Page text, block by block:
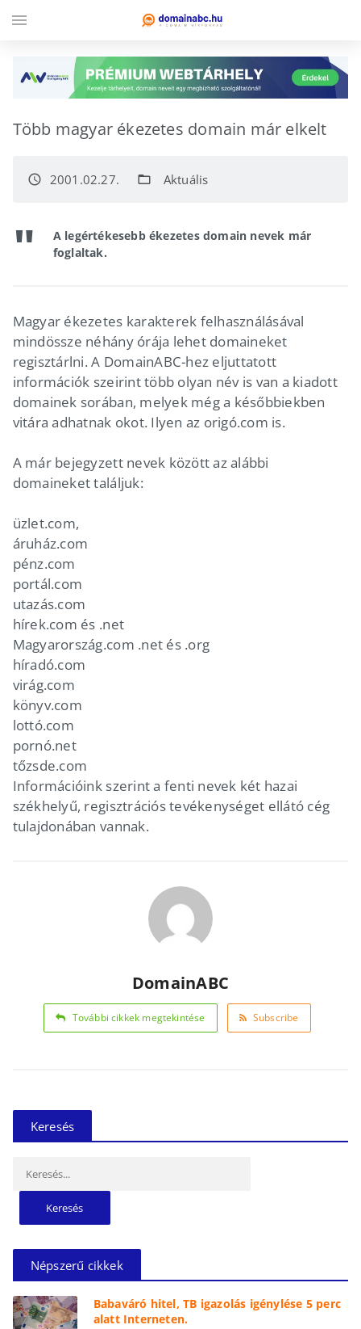
Több magyar ékezetes domain már elkelt
access_time 2001.02.27. folder_open Aktuális
A legértékesebb ékezetes domain nevek már
foglaltak.
Magyar ékezetes karakterek felhasználásával
mindössze néhány órája lehet domaineket
regisztárlni. A DomainABC-hez eljuttatott
információk szeirint több olyan név is van a kiadott
domainek sorában, melyek még a későbbiekben
vitára adhatnak okot. Ilyen az origó.com is.
A már bejegyzett nevek között az alábbi
domaineket találjuk:
üzlet.com,
áruház.com
pénz.com
portál.com
utazás.com
hírek.com és .net
Magyarország.com .net és .org
híradó.com
virág.com
könyv.com
lottó.com
pornó.net
tőzsde.com
Információink szerint a fenti nevek két hazai
székhelyű, regisztrációs tevékenységet ellátó cég
tulajdonában vannak.
DomainABC
További cikkek megtekintése Subscribe
Keresés
Népszerű cikkek
Babaváró hitel, TB igazolás igénylése 5 perc
alatt Interneten.
menu